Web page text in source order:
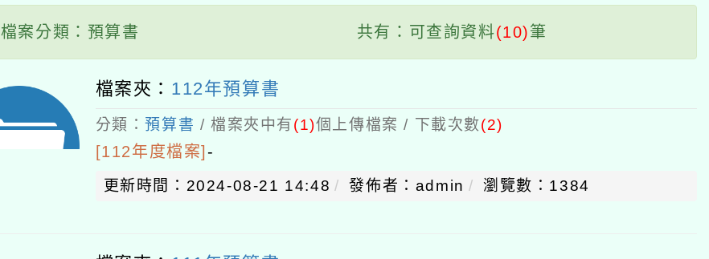
檔案分類：預算書 共有：可查詢資料(10)筆
檔案夾： 112年預算書
分類：預算書 / 檔案夾中有(1)個上傳檔案 / 下載次數(2)
[112年度檔案] -
更新時間：2024-08-21 14:48 發佈者：admin 瀏覽數：1384